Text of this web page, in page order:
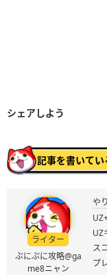
シェアしよう
記事を書いて
ライター
ぷにぷに攻略@ga
me8ニャン
や
UZ
ス
プ